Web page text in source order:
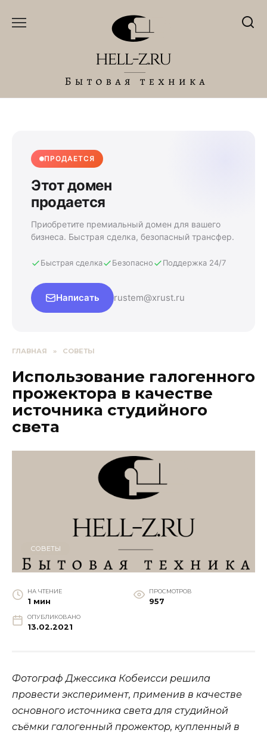
ПРОДАЕТСЯ
Этот домен
продается
Приобретите премиальный домен для вашего
бизнеса. Быстрая сделка, безопасный трансфер.
Быстрая сделка Безопасно Поддержка 24/7
Написать rustem@xrust.ru
ГЛАВНАЯ » СОВЕТЫ
Использование галогенного
прожектора в качестве
источника студийного
света
СОВЕТЫ
НА ЧТЕНИЕ
1 мин
ПРОСМОТРОВ
957
ОПУБЛИКОВАНО
13.02.2021
Фотограф Джессика Кобеисси решила
провести эксперимент, применив в качестве
основного источника света для студийной
съёмки галогенный прожектор, купленный в